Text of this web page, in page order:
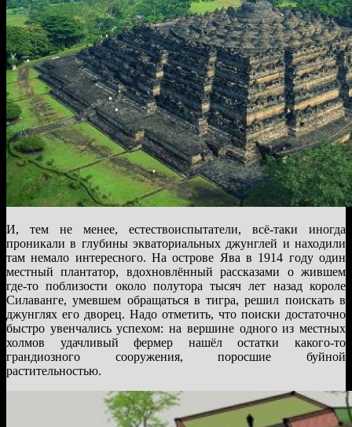
И, тем не менее, естествоиспытатели, всё-таки иногда
проникали в глубины экваториальных джунглей и находили
там немало интересного. На острове Ява в 1914 году один
местный плантатор, вдохновлённый рассказами о жившем
где-то поблизости около полутора тысяч лет назад короле
Силаванге, умевшем обращаться в тигра, решил поискать в
джунглях его дворец. Надо отметить, что поиски достаточно
быстро увенчались успехом: на вершине одного из местных
холмов удачливый фермер нашёл остатки какого-то
грандиозного сооружения, поросшие буйной
растительностью.